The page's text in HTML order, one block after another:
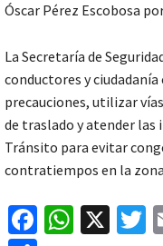
Óscar Pérez Escobosa
La Secretaría de
conductores y
precauciones, utilizar
de traslado y atender las
Tránsito para evitar
contratiempos en la
Fa W X
T